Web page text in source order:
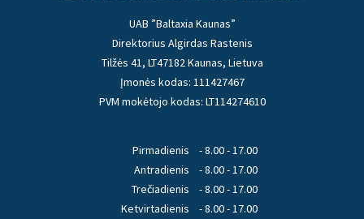
UAB ”Baltaxia Kaunas”
Direktorius Algirdas Rastenis
Tilžės 41, LT47182 Kaunas, Lietuva
Įmonės kodas: 111427467
PVM mokėtojo kodas: LT114274610
Pirmadienis
Antradienis
Trečiadienis
Ketvirtadienis
- 8.00 - 17.00
- 8.00 - 17.00
- 8.00 - 17.00
- 8.00 - 17.00